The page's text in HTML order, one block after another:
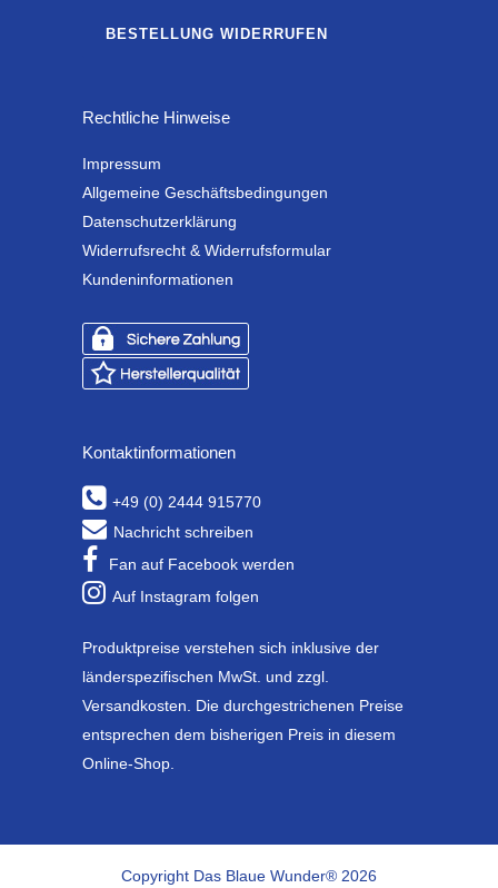
BESTELLUNG WIDERRUFEN
Rechtliche Hinweise
Impressum
Allgemeine Geschäftsbedingungen
Datenschutzerklärung
Widerrufsrecht & Widerrufsformular
Kundeninformationen
Kontaktinformationen
+49 (0) 2444 915770
Nachricht schreiben
Fan auf Facebook werden
Auf Instagram folgen
Produktpreise verstehen sich inklusive der
länderspezifischen MwSt. und zzgl.
Versandkosten. Die durchgestrichenen Preise
entsprechen dem bisherigen Preis in diesem
Online-Shop.
Copyright Das Blaue Wunder® 2026